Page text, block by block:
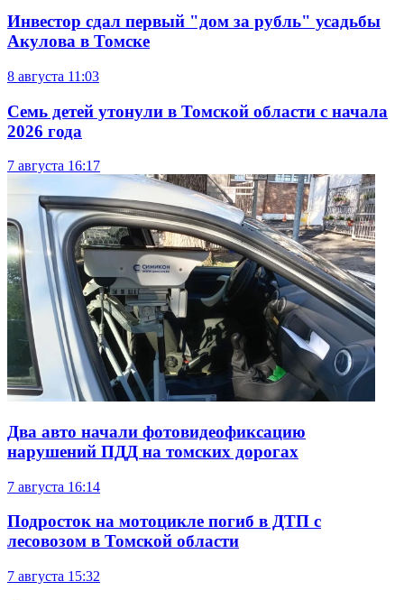
Инвестор сдал первый "дом за рубль" усадьбы
Акулова в Томске
8 августа 11:03
Семь детей утонули в Томской области с начала
2026 года
7 августа 16:17
Два авто начали фотовидеофиксацию
нарушений ПДД на томских дорогах
7 августа 16:14
Подросток на мотоцикле погиб в ДТП с
лесовозом в Томской области
7 августа 15:32